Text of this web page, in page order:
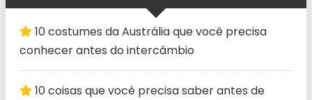
10 costumes da Austrália que você precisa
conhecer antes do intercâmbio
10 coisas que você precisa saber antes de